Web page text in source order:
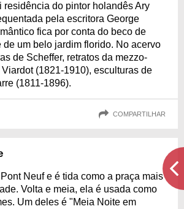
residência do pintor holandês Ary
pela escritora George
fica por conta do beco de
de um belo jardim florido. No acervo
de Scheffer, retratos da mezzo-
(1821-1910), esculturas de
(1811-1896).
COMPARTILHAR
Neuf e é tida como a praça mais
Volta e meia, ela é usada como
Um deles é "Meia Noite em